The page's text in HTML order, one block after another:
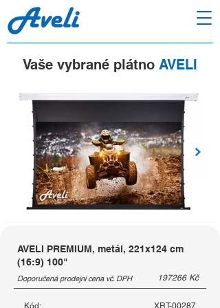
Vaše vybrané plátno AVELI
AVELI PREMIUM, metál, 221x124 cm
(16:9) 100"
Doporučená prodejní cena vč. DPH 197266 Kč
Kód: XRT-00287